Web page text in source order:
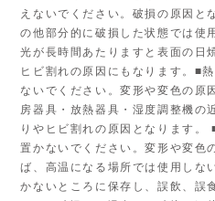
えないでください。破損の原因と
の他部分的に破損した状態では使
光が長時間あたりますと表面の日
ヒビ割れの原因にもなります。■
ないでください。変形や変色の原
房器具・放熱器具・湿度調整機の
りやヒビ割れの原因となります。
置かないでください。変形や変色
ば、高温になる場所では使用しな
かないところに保存し、誤飲、誤